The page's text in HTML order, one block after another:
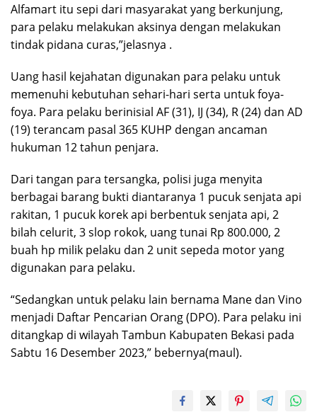
Alfamart itu sepi dari masyarakat yang berkunjung,
para pelaku melakukan aksinya dengan melakukan
tindak pidana curas,”jelasnya .
Uang hasil kejahatan digunakan para pelaku untuk
memenuhi kebutuhan sehari-hari serta untuk foya-
foya. Para pelaku berinisial AF (31), IJ (34), R (24) dan AD
(19) terancam pasal 365 KUHP dengan ancaman
hukuman 12 tahun penjara.
Dari tangan para tersangka, polisi juga menyita
berbagai barang bukti diantaranya 1 pucuk senjata api
rakitan, 1 pucuk korek api berbentuk senjata api, 2
bilah celurit, 3 slop rokok, uang tunai Rp 800.000, 2
buah hp milik pelaku dan 2 unit sepeda motor yang
digunakan para pelaku.
“Sedangkan untuk pelaku lain bernama Mane dan Vino
menjadi Daftar Pencarian Orang (DPO). Para pelaku ini
ditangkap di wilayah Tambun Kabupaten Bekasi pada
Sabtu 16 Desember 2023,” bebernya(maul).